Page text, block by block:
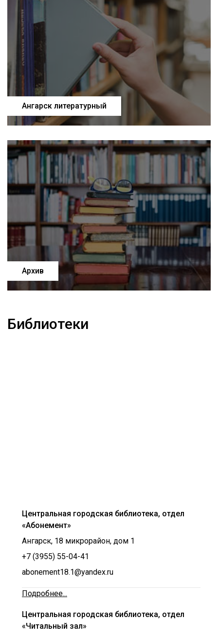
Ангарск литературный
Архив
Библиотеки
Центральная городская библиотека, отдел
«Абонемент»
Ангарск, 18 микрорайон, дом 1
+7 (3955) 55-04-41
abonement18.1@yandex.ru
Подробнее...
Центральная городская библиотека, отдел
«Читальный зал»